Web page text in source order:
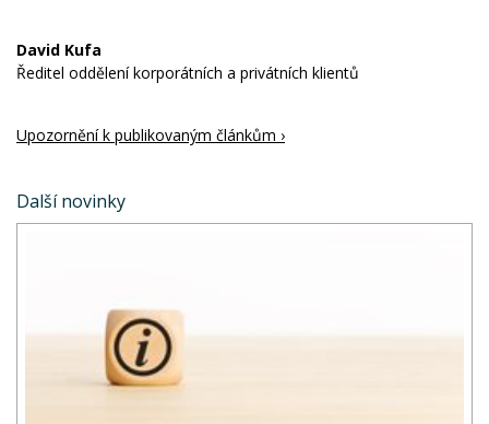
David Kufa
Ředitel oddělení korporátních a privátních klientů
Upozornění k publikovaným článkům ›
Další novinky